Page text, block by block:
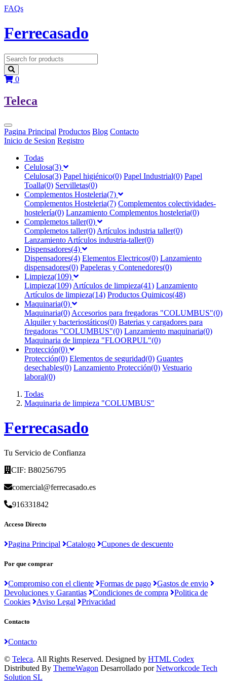
FAQs
Ferrecasado
0
Teleca
Pagina Principal Productos Blog Contacto
Inicio de Sesion Registro
Todas
Celulosa(3)
Celulosa(3) Papel higiénico(0) Papel Industrial(0) Papel
Toalla(0) Servilletas(0)
Complementos Hosteleria(7)
Complementos Hosteleria(7) Complementos colectividades-
hostelería(0) Lanzamiento Complementos hosteleria(0)
Complemetos taller(0)
Complemetos taller(0) Artículos industria taller(0)
Lanzamiento Artículos industria-taller(0)
Dispensadores(4)
Dispensadores(4) Elementos Electricos(0) Lanzamiento
dispensadores(0) Papeleras y Contenedores(0)
Limpieza(109)
Limpieza(109) Artículos de limpieza(41) Lanzamiento
Artículos de limpieza(14) Productos Quimicos(48)
Maquinaria(0)
Maquinaria(0) Accesorios para fregadoras "COLUMBUS"(0)
Alquiler y bacteriostáticos(0) Baterias y cargadores para
fregadoras "COLUMBUS"(0) Lanzamiento maquinaria(0)
Maquinaria de limpieza "FLOORPUL"(0)
Protección(0)
Protección(0) Elementos de seguridad(0) Guantes
desechables(0) Lanzamiento Protección(0) Vestuario
laboral(0)
Todas
Maquinaria de limpieza "COLUMBUS"
Ferrecasado
Tu Servicio de Confianza
CIF: B80256795
comercial@ferrecasado.es
916331842
Acceso Directo
Pagina Principal Catalogo Cupones de descuento
Por que comprar
Compromiso con el cliente Formas de pago
Gastos de envio
Devoluciones y Garantias
Condiciones de compra
Politica de
Cookies
Aviso Legal Privacidad
Contacto
Contacto
© Teleca. All Rights Reserved. Designed by HTML Codex
Distributed By ThemeWagon Desarrollado porNetworkcode Tech
Solution SL